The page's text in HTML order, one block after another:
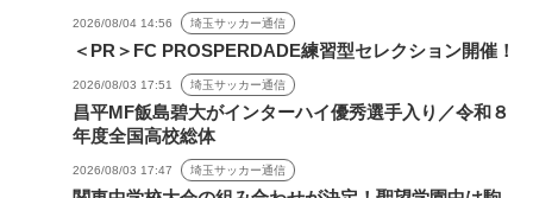
2026/08/04 14:56 埼玉サッカー通信
＜PR＞FC PROSPERDADE練習型セレクション開催！
2026/08/03 17:51 埼玉サッカー通信
昌平MF飯島碧大がインターハイ優秀選手入り／令和８
年度全国高校総体
2026/08/03 17:47 埼玉サッカー通信